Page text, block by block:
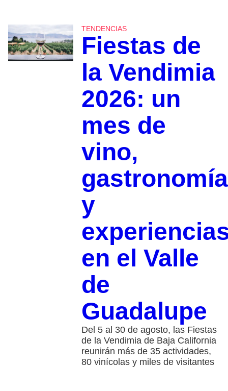
TENDENCIAS
Fiestas de
la Vendimia
2026: un
mes de
vino,
gastronomía
y
en el Valle
de
Guadalupe
Del 5 al 30 de agosto, las Fiestas
de la Vendimia de Baja California
reunirán más de 35 actividades,
80 vinícolas y miles de visitantes